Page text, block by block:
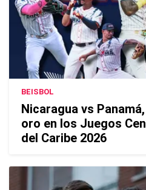
BEISBOL
Nicaragua vs
oro en los Juegos
del Caribe 2026